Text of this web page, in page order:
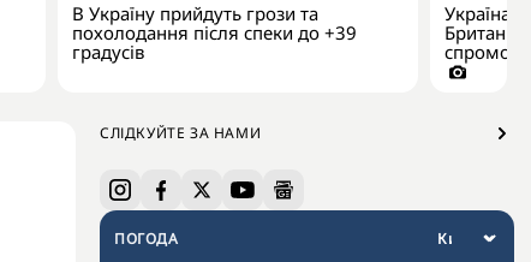
В Україну прийдуть грози та
похолодання після спеки до +39
градусів
Україна
Британії
СЛІДКУЙТЕ ЗА НАМИ
ПОГОДА